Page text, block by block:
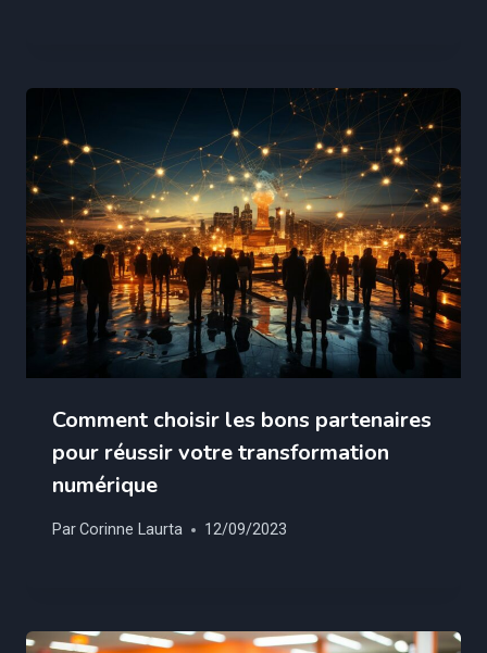
Comment choisir les bons partenaires
pour réussir votre transformation
numérique
ParCorinne Laurta 12/09/2023